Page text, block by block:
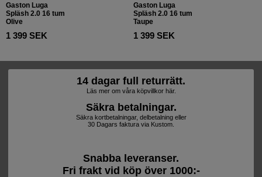
Gaston Luga
Spläsh 2.0 16 tum
Olive
1 399 SEK
Gaston Luga
Spläsh 2.0 16 tum
Taupe
1 399 SEK
14 dagar full returrätt.
Läs mer om våra köpvillkor här.
Säkra betalningar.
Säkra kortbetalningar, delbetalning eller
30 Dagars faktura via Kustom.
Snabba leveranser.
Fri frakt vid köp över 1000:-